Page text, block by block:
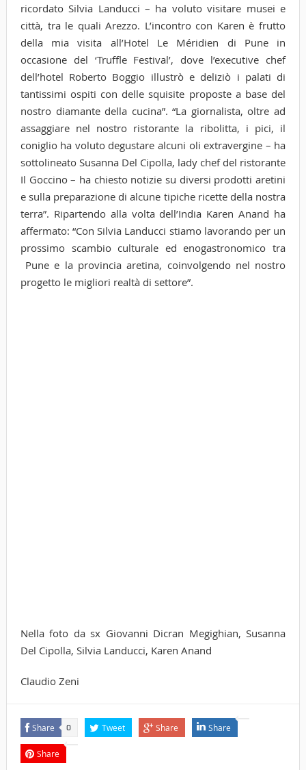
ricordato Silvia Landucci – ha voluto visitare musei e
città, tra le quali Arezzo. L’incontro con Karen è frutto
della mia visita all’Hotel Le Méridien di Pune in
occasione del ‘Truffle Festival’, dove l’executive chef
dell’hotel Roberto Boggio illustrò e deliziò i palati di
tantissimi ospiti con delle squisite proposte a base del
nostro diamante della cucina”. “La giornalista, oltre ad
assaggiare nel nostro ristorante la ribolitta, i pici, il
coniglio ha voluto degustare alcuni oli extravergine – ha
sottolineato Susanna Del Cipolla, lady chef del ristorante
Il Goccino – ha chiesto notizie su diversi prodotti aretini
e sulla preparazione di alcune tipiche ricette della nostra
terra”. Ripartendo alla volta dell’India Karen Anand ha
affermato: “Con Silvia Landucci stiamo lavorando per un
prossimo scambio culturale ed enogastronomico tra
Pune e la provincia aretina, coinvolgendo nel nostro
progetto le migliori realtà di settore”.
Nella foto da sx Giovanni Dicran Megighian, Susanna
Del Cipolla, Silvia Landucci, Karen Anand
Claudio Zeni
Share 0 Tweet Share Share
Share